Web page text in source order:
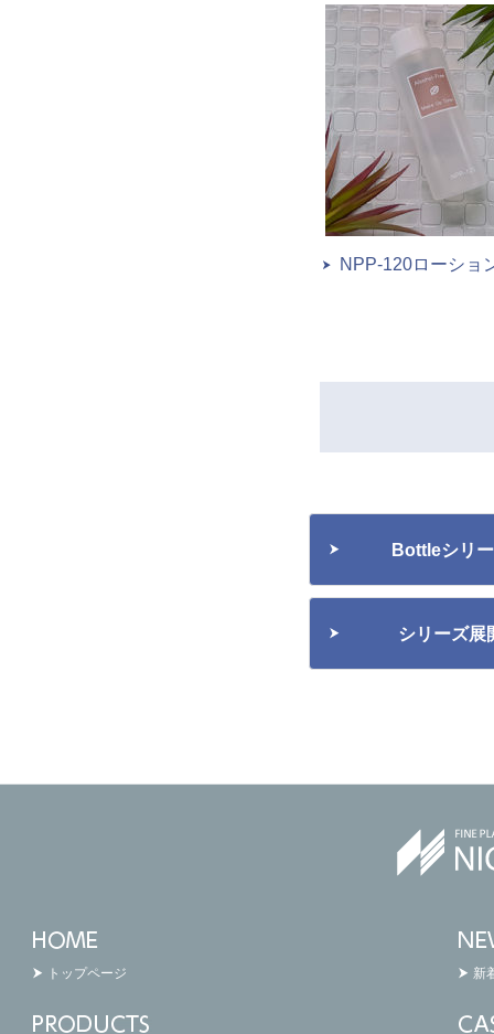
NPP-120ローショ
Bottleシリ
シリーズ展
トップページ 新